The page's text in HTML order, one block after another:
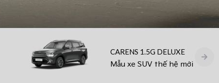
CARENS 1.5G DELUXE
Mẫu xe SUV thế hệ mới